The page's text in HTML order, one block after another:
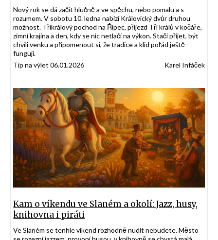
Nový rok se dá začít hlučně a ve spěchu, nebo pomalu a s
rozumem. V sobotu 10. ledna nabízí Královický dvůr druhou
možnost. Tříkrálový pochod na Řípec, příjezd Tří králů v kočáře,
zimní krajina a den, kdy se nic netlačí na výkon. Stačí přijet, být
chvíli venku a připomenout si, že tradice a klid pořád ještě
fungují.
Tip na výlet 06.01.2026
Karel Infáček
Kam o víkendu ve Slaném a okolí: Jazz, husy,
knihovna i piráti
Ve Slaném se tenhle víkend rozhodně nudit nebudete. Město